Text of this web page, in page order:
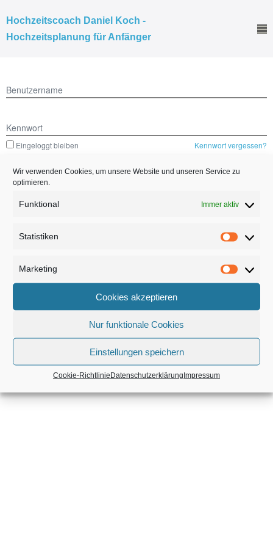
Wir verwenden Cookies, um unsere Website und unseren Service zu
optimieren.
Funktional Immer aktiv
Statistiken
Marketing
Cookies akzeptieren
Nur funktionale Cookies
Einstellungen speichern
Cookie-RichtlinieDatenschutzerklärungImpressum
Hochzeitscoach Daniel Koch -
Hochzeitsplanung für Anfänger
Benutzername
Kennwort
Eingeloggt bleiben Kennwort vergessen?